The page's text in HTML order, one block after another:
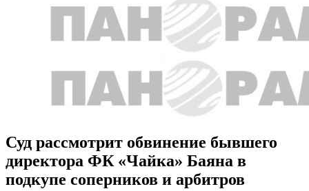
Суд рассмотрит обвинение бывшего
директора ФК «Чайка» Баяна в
подкупе соперников и арбитров